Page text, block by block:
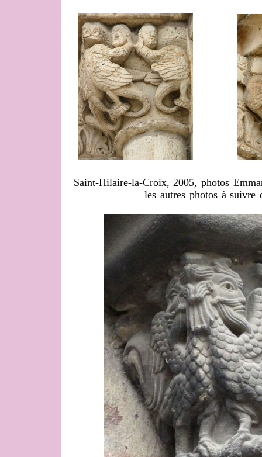
Saint-Hilaire-la-Croix, 2005, photos
les autres photos à suivre